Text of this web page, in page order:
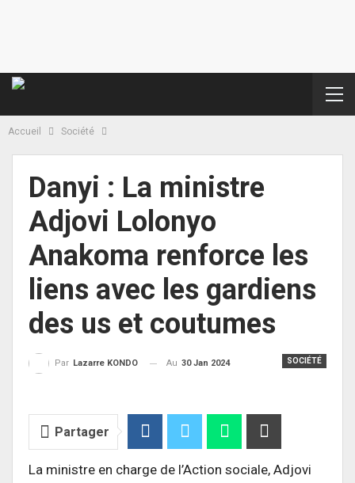
Accueil Société
Danyi : La ministre
Adjovi Lolonyo
Anakoma renforce les
liens avec les gardiens
des us et coutumes
SOCIÉTÉ
Par Lazarre KONDO Au 30 Jan 2024
Partager
La ministre en charge de l’Action sociale, Adjovi